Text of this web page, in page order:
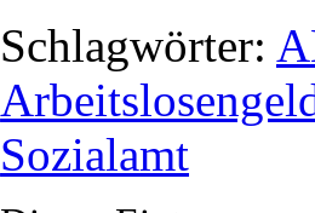
Schlagwörter:
Sozialamt